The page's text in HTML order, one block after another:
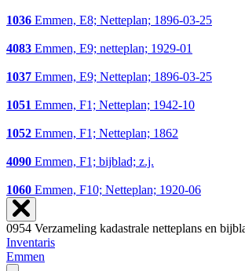
1036 Emmen, E8; Netteplan; 1896-03-25
4083 Emmen, E9; netteplan; 1929-01
1037 Emmen, E9; Netteplan; 1896-03-25
1051 Emmen, F1; Netteplan; 1942-10
1052 Emmen, F1; Netteplan; 1862
4090 Emmen, F1; bijblad; z.j.
1060 Emmen, F10; Netteplan; 1920-06
0954 Verzameling kadastrale netteplans en
Inventaris
Emmen